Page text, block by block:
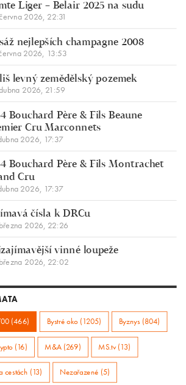
Liger – Belair 2025 na sudu
2026, 22:31
nejlepších champagne 2008
2026, 13:53
levný zemědělský pozemek
2026, 21:59
Bouchard Père & Fils Beaune
Cru Marconnets
2026, 17:37
Bouchard Père & Fils Montrachet
Cru
2026, 17:37
čísla k DRCu
2026, 22:26
vinné loupeže
2026, 22:02
(466) Bystré oko (1205) Byznys (804)
(16) M&A (269) MS.tv (13)
cestách (13) Nezařazené (5)